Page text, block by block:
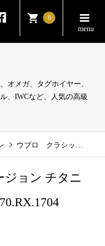
0
オメガ、タグホイヤー、
、IWCなど、人気の高級
ウブロ クラシック・フュージョン チタニウム パヴェ Ref.581.NX.1170.RX.1704
ョン チタニ